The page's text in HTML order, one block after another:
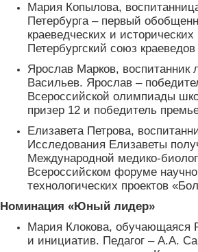
Мария Копылова,
Петербурга – первый
краеведческих и
Петербургский союз
Ярослав Марков, воспитанник
Васильев. Ярослав –
Всероссийской олимпиады
призер 12 и победитель
Елизавета Петрова,
Исследования Елизаветы
Международной медико-
Всероссийском форуме
технологических проектов
Номинация «Юный лидер»
Мария Клокова, обучающаяся
и инициатив. Педагог – А.А.